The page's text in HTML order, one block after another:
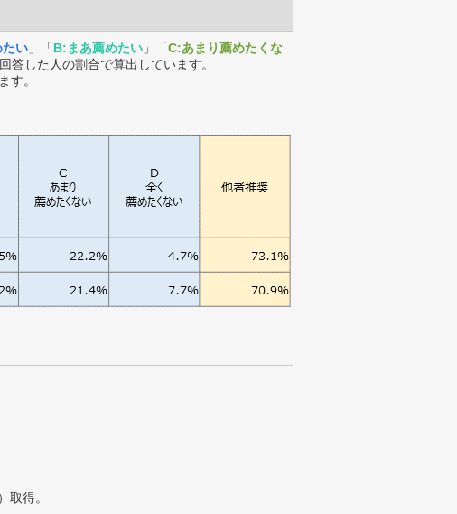
い 」「B:まあ薦めたい 」「C:あまり薦めたくな
答した人の割合で算出しています。
す。
取得。